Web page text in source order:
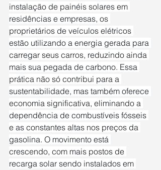
instalação de painéis solares em
residências e empresas, os
proprietários de veículos elétricos
estão utilizando a energia gerada para
carregar seus carros, reduzindo ainda
mais sua pegada de carbono. Essa
prática não só contribui para a
sustentabilidade, mas também oferece
economia significativa, eliminando a
dependência de combustíveis fósseis
e as constantes altas nos preços da
gasolina. O movimento está
crescendo, com mais postos de
recarga solar sendo instalados em